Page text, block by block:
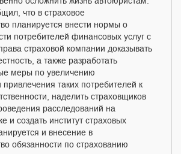
что в страховое
планируется внести нормы о
потребителей финансовых услуг с
страховой компании доказывать
а также разработать
меры по увеличению
таких потребителей к
наделить страховщиков
расследований на
и создать институт страховых
и внесение в
обязанности по страхованию